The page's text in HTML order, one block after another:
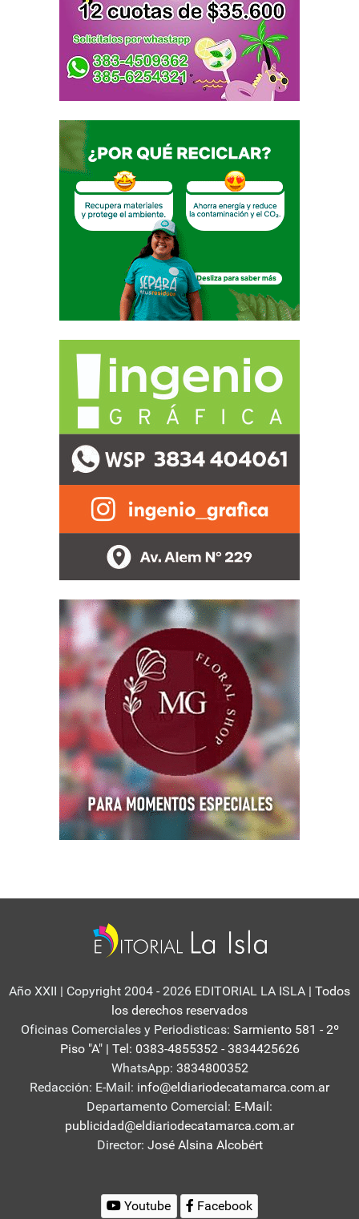
Año XXII | Copyright 2004 - 2026 EDITORIAL LA ISLA | Todos
los derechos reservados
Oficinas Comerciales y Periodisticas: Sarmiento 581 - 2º
Piso "A" | Tel: 0383-4855352 - 3834425626
WhatsApp: 3834800352
Redacción: E-Mail: info@eldiariodecatamarca.com.ar
Departamento Comercial: E-Mail:
publicidad@eldiariodecatamarca.com.ar
Director: José Alsina Alcobért
Youtube Facebook